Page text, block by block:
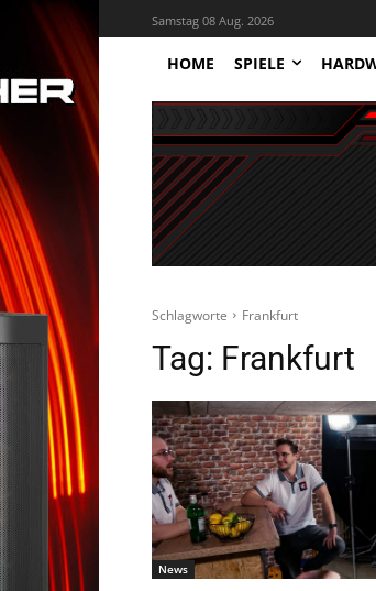
Samstag 08 Aug. 2026
HOME SPIELE
Schlagworte Frankfurt
Tag: Frankfurt
News